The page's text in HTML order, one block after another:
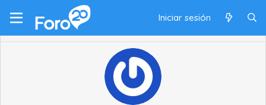
Iniciar sesión